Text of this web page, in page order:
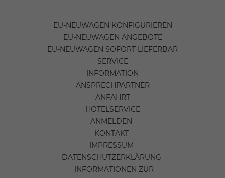
EU-NEUWAGEN KONFIGURIEREN
EU-NEUWAGEN ANGEBOTE
EU-NEUWAGEN SOFORT LIEFERBAR
SERVICE
INFORMATION
ANSPRECHPARTNER
ANFAHRT
HOTELSERVICE
ANMELDEN
KONTAKT
IMPRESSUM
DATENSCHUTZERKLÄRUNG
INFORMATIONEN ZUR